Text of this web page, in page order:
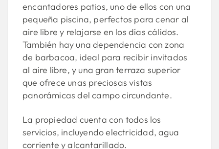
encantadores patios, uno de ellos con una
pequeña piscina, perfectos para cenar al
aire libre y relajarse en los días cálidos.
También hay una dependencia con zona
de barbacoa, ideal para recibir invitados
al aire libre, y una gran terraza superior
que ofrece unas preciosas vistas
panorámicas del campo circundante.
La propiedad cuenta con todos los
servicios, incluyendo electricidad, agua
corriente y alcantarillado.